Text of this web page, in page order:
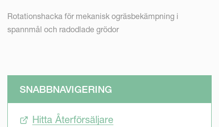
Rotationshacka för mekanisk ogräsbekämpning i
spannmål och radodlade grödor
SNABBNAVIGERING
Hitta Återförsäljare